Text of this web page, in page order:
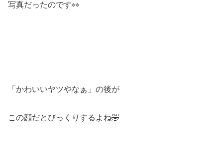
写真だったのです👀
「かわいいヤツやなぁ」の後が
この顔だとびっくりするよね🤣